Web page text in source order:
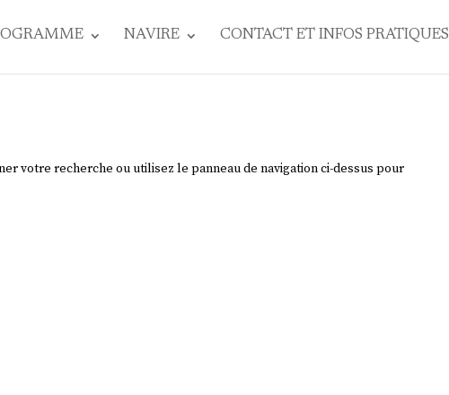
NAVIRE CONTACT ET INFOS PRATIQUES
votre recherche ou utilisez le panneau de navigation ci-dessus pour